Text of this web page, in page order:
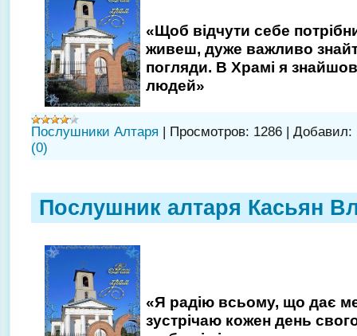
«Щоб відчути себе
живеш, дуже важливо
погляди. В Храмі я
людей»
Послушники Алтаря | Просмотров: 1286 | Добавил:
(0)
Послушник алтаря Касьян
«Я радію всьому, що дає
зустрічаю кожен день